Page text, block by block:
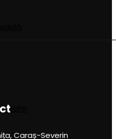
Caraș-Severin